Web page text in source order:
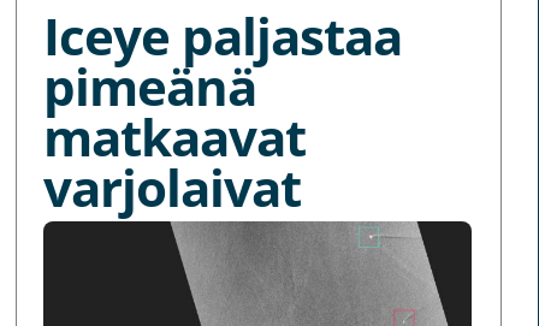
Iceye paljastaa
pimeänä
matkaavat
varjolaivat